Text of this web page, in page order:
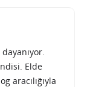
Elde
aracılığıyla